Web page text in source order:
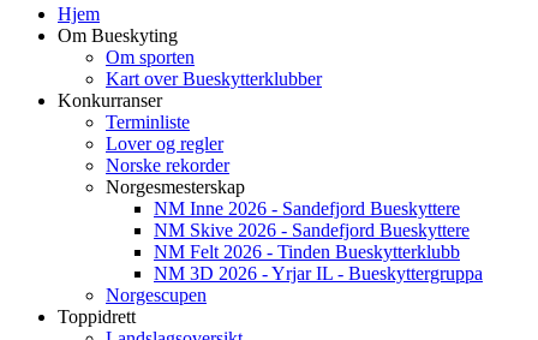
Hjem
Om Bueskyting
Om sporten
Kart over Bueskytterklubber
Konkurranser
Terminliste
Lover og regler
Norske rekorder
Norgesmesterskap
NM Inne 2026 - Sandefjord Bueskyttere
NM Skive 2026 - Sandefjord Bueskyttere
NM Felt 2026 - Tinden Bueskytterklubb
NM 3D 2026 - Yrjar IL - Bueskyttergruppa
Norgescupen
Toppidrett